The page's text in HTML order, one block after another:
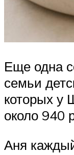
Еще одна
семьи
которых у
около 940
Аня